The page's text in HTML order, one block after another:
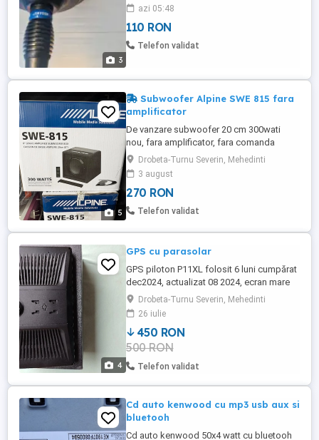
3
azi 05:48
110 RON
Telefon validat
5
Subwoofer Alpine SWE 815 fara
amplificator
De vanzare subwoofer 20 cm 300wati
nou, fara amplificator, fara comanda
volum. Dimensiuni: 288 x 291 x 253 363
mm
Drobeta-Turnu Severin, Mehedinti
3 august
270 RON
Telefon validat
4
GPS cu parasolar
GPS piloton P11XL folosit 6 luni cumpărat
dec2024, actualizat 08 2024, ecran mare
Drobeta-Turnu Severin, Mehedinti
26 iulie
450 RON
500 RON
Telefon validat
Cd auto kenwood cu mp3 usb aux si
bluetooh
Cd auto kenwood 50x4 watt cu bluetooh